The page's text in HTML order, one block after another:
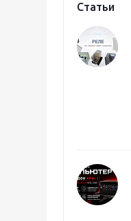
Статьи